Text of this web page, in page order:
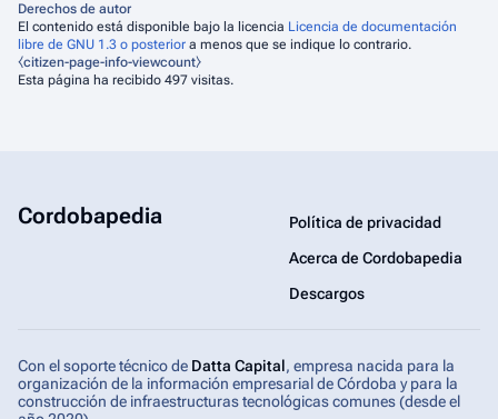
Derechos de autor
El contenido está disponible bajo la licencia Licencia de documentación
libre de GNU 1.3 o posterior a menos que se indique lo contrario.
⧼citizen-page-info-viewcount⧽
Esta página ha recibido 497 visitas.
Cordobapedia
Política de privacidad
Acerca de Cordobapedia
Descargos
Con el soporte técnico de Datta Capital, empresa nacida para la
organización de la información empresarial de Córdoba y para la
construcción de infraestructuras tecnológicas comunes (desde el